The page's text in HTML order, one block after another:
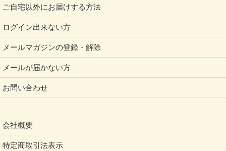
ご自宅以外にお届けする方法
ログイン出来ない方
メールマガジンの登録・解除
メールが届かない方
お問い合わせ
会社概要
特定商取引法表示